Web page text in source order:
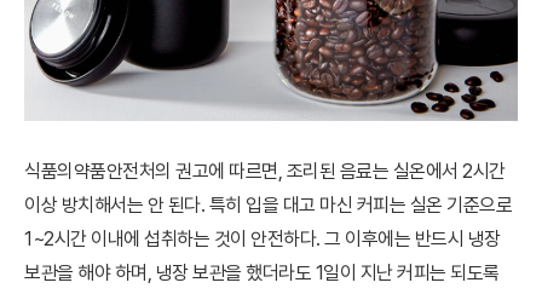
식품의약품안전처의 권고에 따르면, 조리된 음료는 실온에서 2시간
이상 방치해서는 안 된다. 특히 입을 대고 마신 커피는 실온 기준으로
1~2시간 이내에 섭취하는 것이 안전하다. 그 이후에는 반드시 냉장
보관을 해야 하며, 냉장 보관을 했더라도 1일이 지난 커피는 되도록